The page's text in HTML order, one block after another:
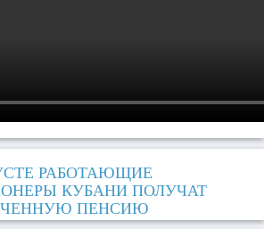
РАБОТАЮЩИЕ
КУБАНИ ПОЛУЧАТ
ПЕНСИЮ